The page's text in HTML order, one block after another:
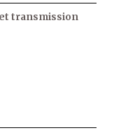
et transmission